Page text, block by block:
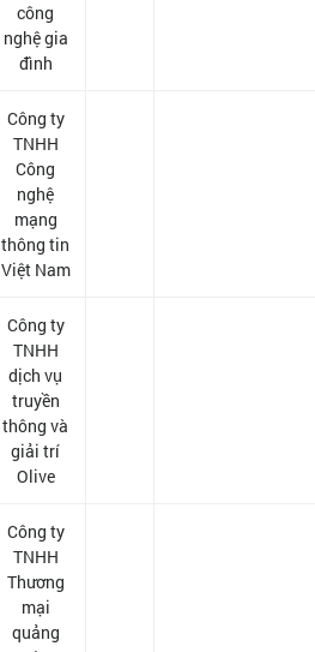
công
nghệ gia
đình
Công ty
TNHH
Công
nghệ
mạng
thông tin
Việt Nam
Công ty
TNHH
dịch vụ
truyền
thông và
giải trí
Olive
Công ty
TNHH
Thương
mại
quảng